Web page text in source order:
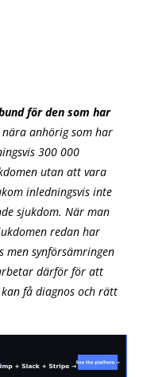
för den som har
anhörig som har
300 000
utan att vara
inledningsvis inte
sjukdom. När man
redan har
men synförsämringen
därför för att
få diagnos och rätt